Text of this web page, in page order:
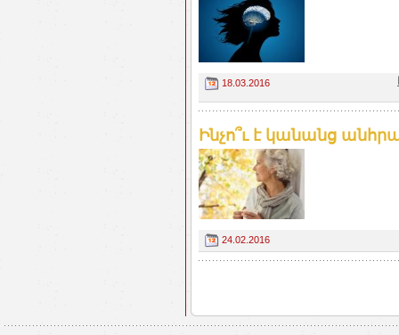
18.03.2016
Ինչո՞ւ է կանանց
24.02.2016